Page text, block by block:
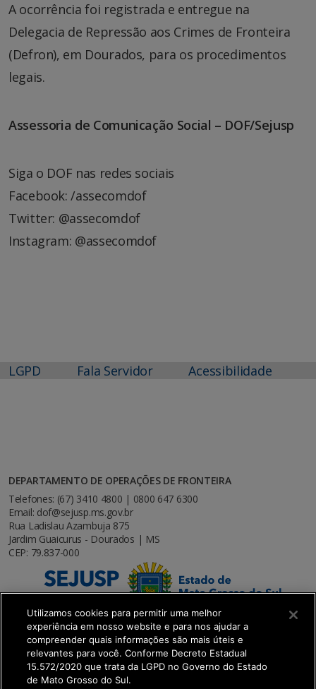
A ocorrência foi registrada e entregue na
Delegacia de Repressão aos Crimes de Fronteira
(Defron), em Dourados, para os procedimentos
legais.
Assessoria de Comunicação Social – DOF/Sejusp
Siga o DOF nas redes sociais
Facebook: /assecomdof
Twitter: @assecomdof
Instagram: @assecomdof
LGPD Fala Servidor Acessibilidade
DEPARTAMENTO DE OPERAÇÕES DE FRONTEIRA
Telefones: (67) 3410 4800 | 0800 647 6300
Email: dof@sejusp.ms.gov.br
Rua Ladislau Azambuja 875
Jardim Guaicurus - Dourados | MS
CEP: 79.837-000
Utilizamos cookies para permitir uma melhor
experiência em nosso website e para nos ajudar a
compreender quais informações são mais úteis e
relevantes para você. Conforme Decreto Estadual
15.572/2020 que trata da LGPD no Governo do Estado
de Mato Grosso do Sul.